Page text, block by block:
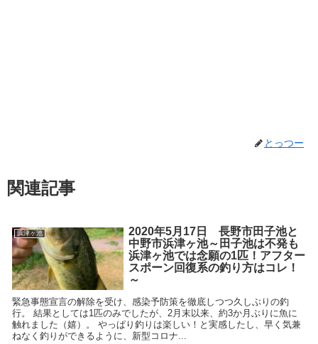
とっつー
関連記事
浜津ヶ池
2020年5月17日 長野市田子池と
中野市浜津ヶ池～田子池は不発も
浜津ヶ池では念願の1匹！アフター
スポーン回復系の釣り方はコレ！
～
緊急事態宣言の解除を受け、感染予防策を徹底しつつ久しぶりの釣
行。 結果としては1匹のみでしたが、2月末以来、約3か月ぶりに魚に
触れました（嬉）。 やっぱり釣りは楽しい！と実感したし、早く気兼
ねなく釣りができるように、新型コロナ...